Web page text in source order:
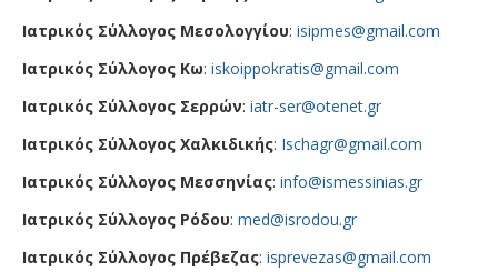
Ιατρικός Σύλλογος Μεσολογγίου: isipmes@gmail.com
Ιατρικός Σύλλογος Κω: iskoippokratis@gmail.com
Ιατρικός Σύλλογος Σερρών: iatr-ser@otenet.gr
Ιατρικός Σύλλογος Χαλκιδικής: Ischagr@gmail.com
Ιατρικός Σύλλογος Μεσσηνίας: info@ismessinias.gr
Ιατρικός Σύλλογος Ρόδου: med@isrodou.gr
Ιατρικός Σύλλογος Πρέβεζας: isprevezas@gmail.com